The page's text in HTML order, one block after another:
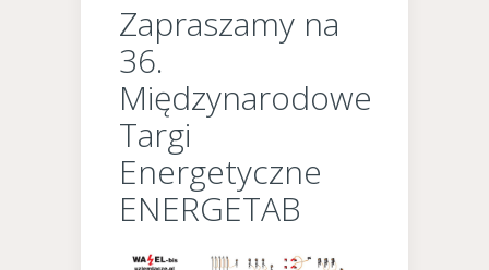
Zapraszamy na
36.
Międzynarodowe
Targi
Energetyczne
ENERGETAB